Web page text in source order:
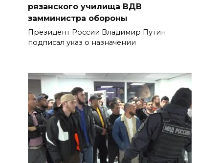
рязанского училища ВДВ
замминистра обороны
Президент России Владимир Путин
подписал указ о назначении